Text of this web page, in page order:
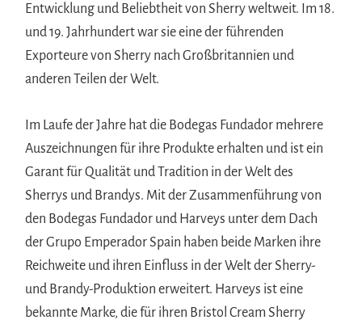
Entwicklung und Beliebtheit von Sherry weltweit. Im 18.
und 19. Jahrhundert war sie eine der führenden
Exporteure von Sherry nach Großbritannien und
anderen Teilen der Welt.
Im Laufe der Jahre hat die Bodegas Fundador mehrere
Auszeichnungen für ihre Produkte erhalten und ist ein
Garant für Qualität und Tradition in der Welt des
Sherrys und Brandys. Mit der Zusammenführung von
den Bodegas Fundador und Harveys unter dem Dach
der Grupo Emperador Spain haben beide Marken ihre
Reichweite und ihren Einfluss in der Welt der Sherry-
und Brandy-Produktion erweitert. Harveys ist eine
bekannte Marke, die für ihren Bristol Cream Sherry